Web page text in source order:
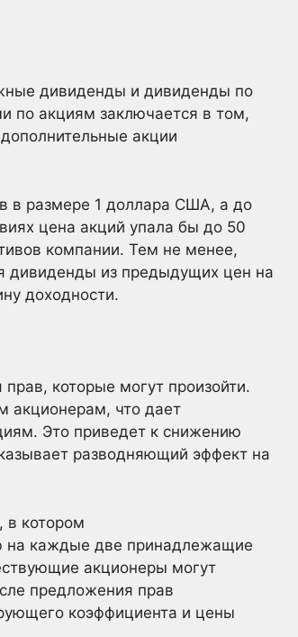
дивиденды и дивиденды по
по акциям заключается в том,
акции
в размере 1 доллара США, а до
цена акций упала бы до 50
компании. Тем не менее,
дивиденды из предыдущих цен на
доходности.
которые могут произойти.
акционерам, что дает
Это приведет к снижению
разводняющий эффект на
в котором
на каждые две принадлежащие
акционеры могут
предложения прав
коэффициента и цены